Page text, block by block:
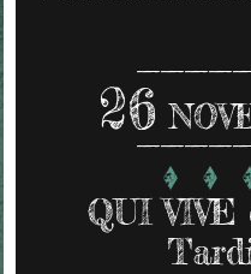
26
QUI